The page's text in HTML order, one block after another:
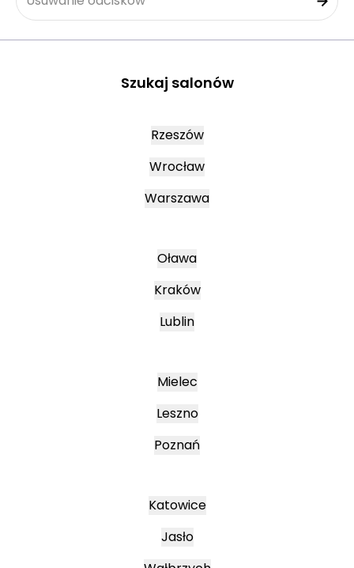
Szukaj salonów
Rzeszów
Wrocław
Warszawa
Oława
Kraków
Lublin
Mielec
Leszno
Poznań
Katowice
Jasło